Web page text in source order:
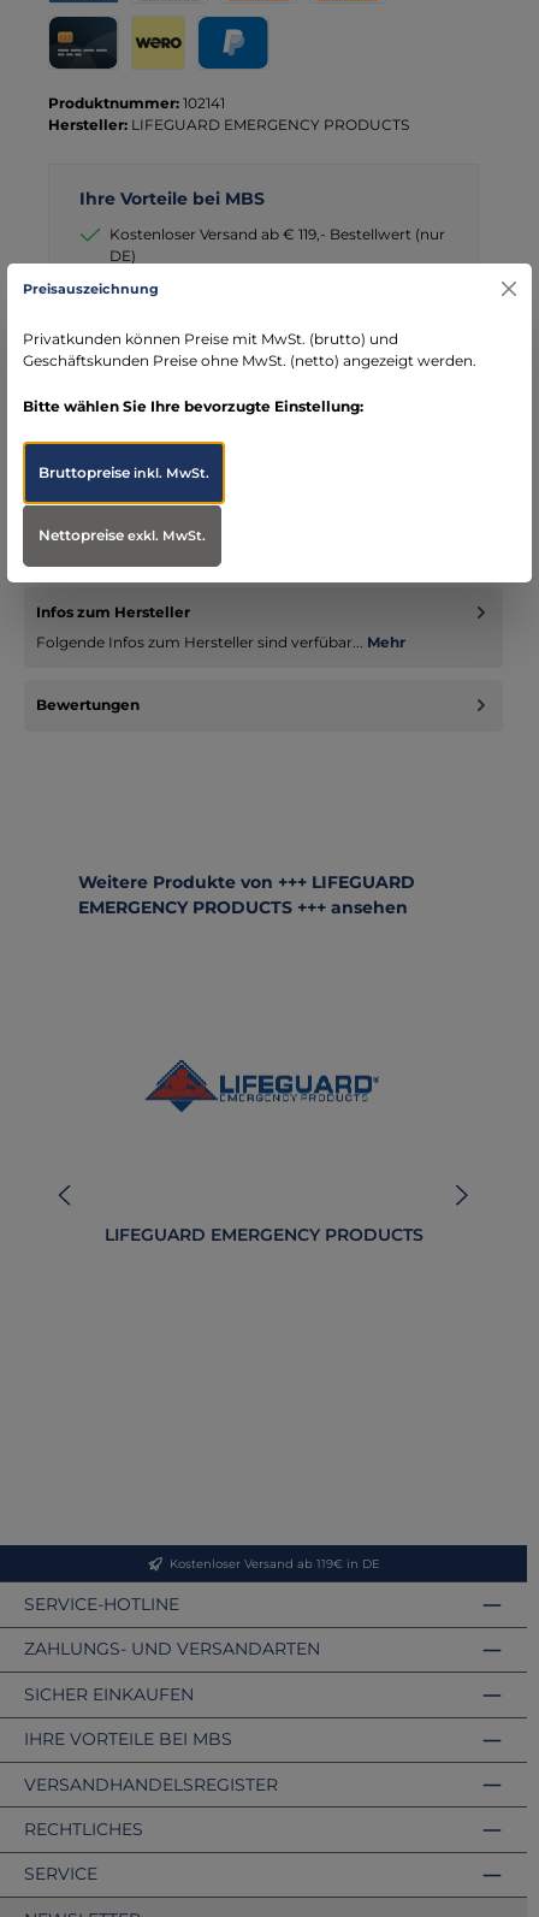
Produktnummer: 102141
Hersteller: LIFEGUARD EMERGENCY PRODUCTS
Ihre Vorteile bei MBS
Kostenloser Versand ab € 119,- Bestellwert (nur
DE)
schneller Versand mit DHL
Bereich Notfallmedizin
Beschreibung
JETZT NEU - der EMS One Notfallrucksack ist in der 2.0 Version
zurück! - jetzt in rot, blau und tagesleuchtgelb erhältlich R…
Infos zum Hersteller
Folgende Infos zum Hersteller sind verfübar... Mehr
Bewertungen
Produktgalerie überspringen
Weitere Produkte von +++ LIFEGUARD
EMERGENCY PRODUCTS +++ ansehen
LIFEGUARD EMERGENCY PRODUCTS
Kostenloser Versand ab 119€ in DE
SERVICE-HOTLINE
ZAHLUNGS- UND VERSANDARTEN
VERSANDHANDELSREGISTER
SICHER EINKAUFEN
IHRE VORTEILE BEI MBS
RECHTLICHES
SERVICE
Preisauszeichnung
Privatkunden können Preise mit MwSt. (brutto) und
Geschäftskunden Preise ohne MwSt. (netto) angezeigt werden.
Bitte wählen Sie Ihre bevorzugte Einstellung:
Bruttopreiseinkl. MwSt.
Nettopreiseexkl. MwSt.